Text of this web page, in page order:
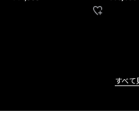
すべて